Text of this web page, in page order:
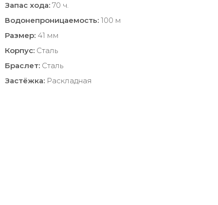
Запас хода: 70 ч.
Водонепроницаемость: 100 м
Размер: 41 мм
Корпус: Сталь
Браслет: Сталь
Застёжка: Раскладная